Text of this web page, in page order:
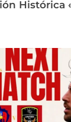
Histórica